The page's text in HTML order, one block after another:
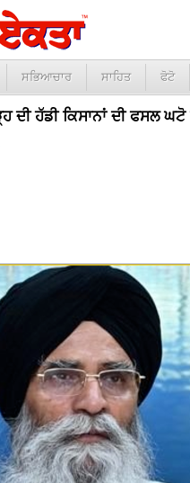
ਸਭਿਆਚਾਰ ਸਾਹਿਤ ਫੋਟੋ
ਦੀ ਹੱਡੀ ਕਿਸਾਨਾਂ ਦੀ ਫਸਲ